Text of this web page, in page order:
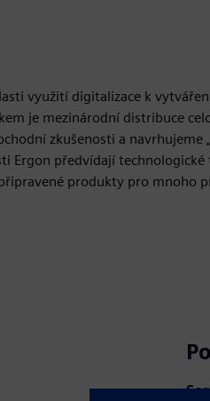
využití digitalizace k
je mezinárodní distribuce
zkušenosti a navrhujeme
Ergon předvídají
produkty pro mnoho